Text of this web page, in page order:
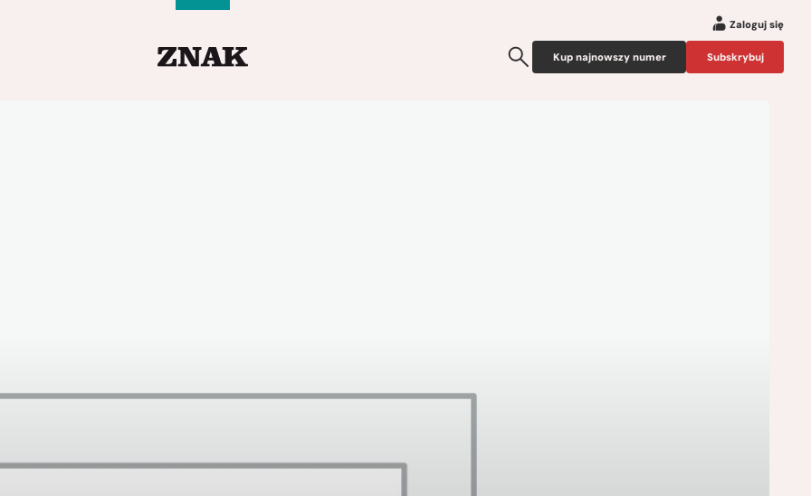
Zaloguj się
Kup najnowszy numer Subskrybuj